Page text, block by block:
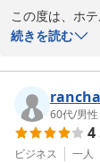
この度は、ホ
ありがとうござ
変恐れ入りま
大浴場のお湯
いただき、3泊
は、私どもに
続きを読む
60代/男性
4
ビジネス 一人